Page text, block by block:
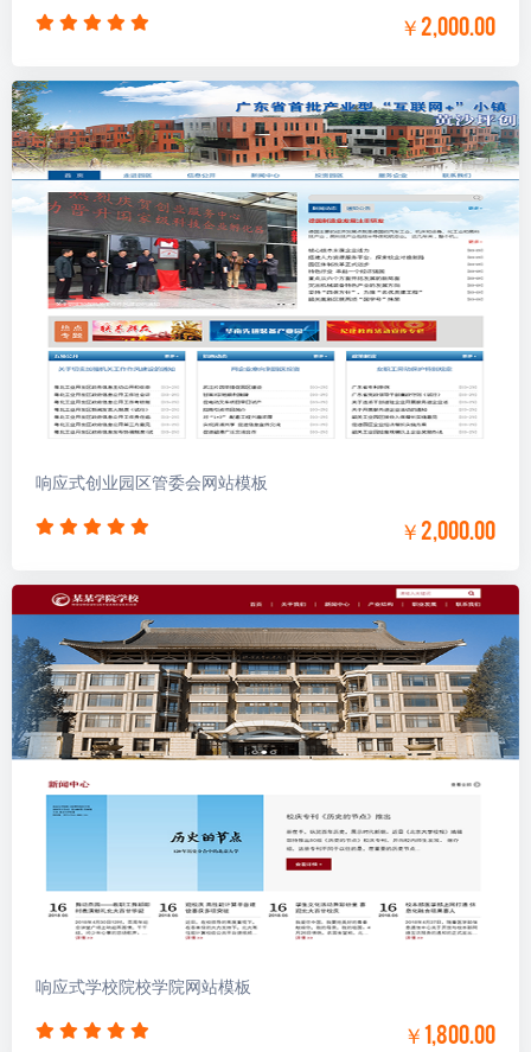
￥2,000.00
响应式创业园区管委会网站模板
￥2,000.00
响应式学校院校学院网站模板
￥1,800.00